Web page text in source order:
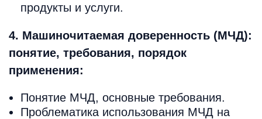
продукты и услуги.
4. Машиночитаемая доверенность (МЧД):
понятие, требования, порядок
применения:
Понятие МЧД, основные требования.
Проблематика использования МЧД на